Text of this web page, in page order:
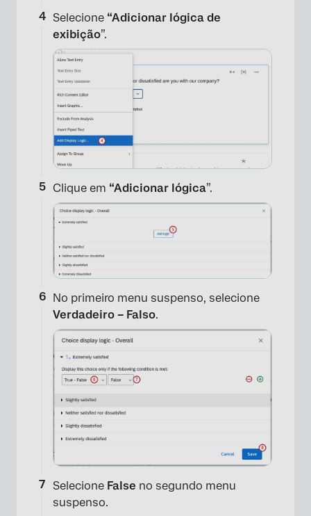
Selecione “Adicionar lógica de
exibição”.
Clique em “Adicionar lógica”.
No primeiro menu suspenso, selecione
Verdadeiro – Falso.
Selecione False no segundo menu
suspenso.